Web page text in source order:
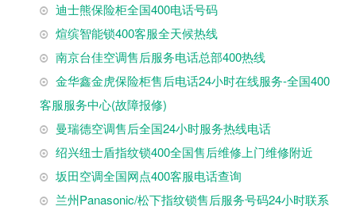
迪士熊保险柜全国400电话号码
煊缤智能锁400客服全天候热线
南京台佳空调售后服务电话总部400热线
金华鑫金虎保险柜售后电话24小时在线服务-全国400
客服服务中心(故障报修)
曼瑞德空调售后全国24小时服务热线电话
绍兴纽士盾指纹锁400全国售后维修上门维修附近
坂田空调全国网点400客服电话查询
兰州Panasonic/松下指纹锁售后服务号码24小时联系